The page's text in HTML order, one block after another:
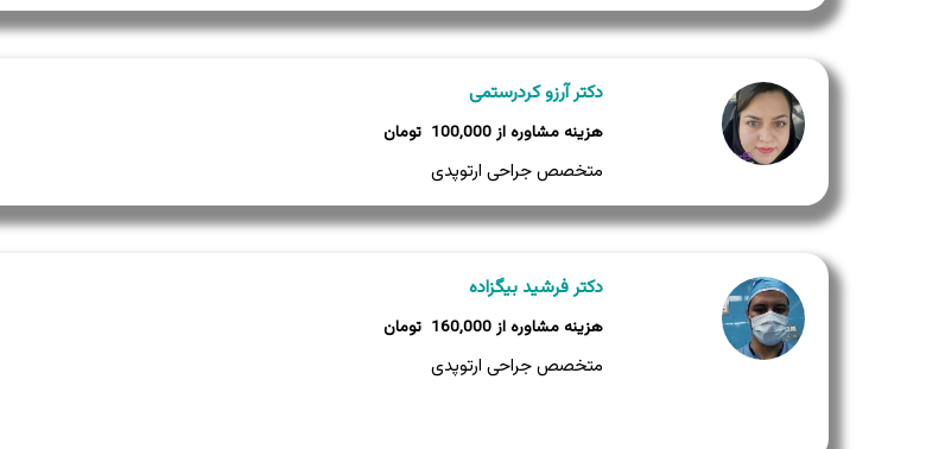
دکتر آرزو کردرستمی
100,000
متخصص جراحی ارتوپدی
دکتر فرشید بیگزاده
160,000
متخصص جراحی ارتوپدی